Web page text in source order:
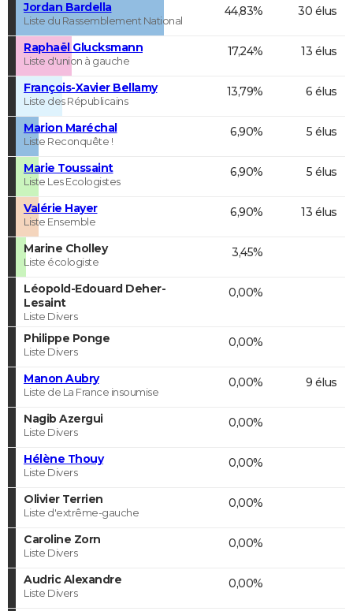
Jordan Bardella
Liste du Rassemblement National
44,83% 30 élus
Raphaël Glucksmann
Liste d'union à gauche
17,24% 13 élus
François-Xavier Bellamy
Liste des Républicains
13,79% 6 élus
Marion Maréchal
Liste Reconquête !
6,90% 5 élus
Marie Toussaint
Liste Les Ecologistes
6,90% 5 élus
Valérie Hayer
Liste Ensemble
6,90% 13 élus
Marine Cholley
Liste écologiste
3,45%
Léopold-Edouard Deher-
Lesaint
Liste Divers
0,00%
Philippe Ponge
Liste Divers
0,00%
Manon Aubry
Liste de La France insoumise
0,00% 9 élus
Nagib Azergui
Liste Divers
0,00%
Hélène Thouy
Liste Divers
0,00%
Olivier Terrien
Liste d'extrême-gauche
0,00%
Caroline Zorn
Liste Divers
0,00%
Audric Alexandre
Liste Divers
0,00%